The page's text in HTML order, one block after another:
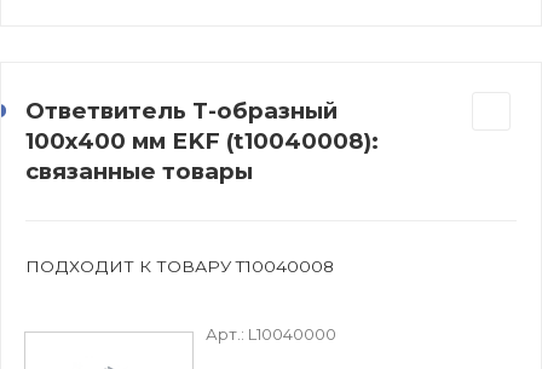
Ответвитель Т-образный
100х400 мм EKF (t10040008):
связанные товары
ПОДХОДИТ К ТОВАРУ T10040008
Арт.: L10040000